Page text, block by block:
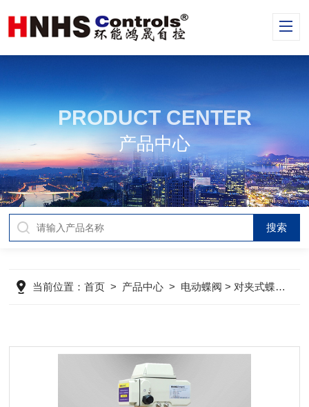
PRODUCT CENTER
产品中心
当前位置：首页 > 产品中心 > 电动蝶阀 > 对夹式蝶阀